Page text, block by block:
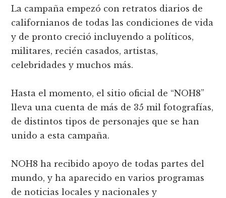
La campaña empezó con retratos diarios de
californianos de todas las condiciones de vida
y de pronto creció incluyendo a políticos,
militares, recién casados, artistas,
celebridades y muchos más.
Hasta el momento, el sitio oficial de “NOH8”
lleva una cuenta de más de 35 mil fotografías,
de distintos tipos de personajes que se han
unido a esta campaña.
NOH8 ha recibido apoyo de todas partes del
mundo, y ha aparecido en varios programas
de noticias locales y nacionales y